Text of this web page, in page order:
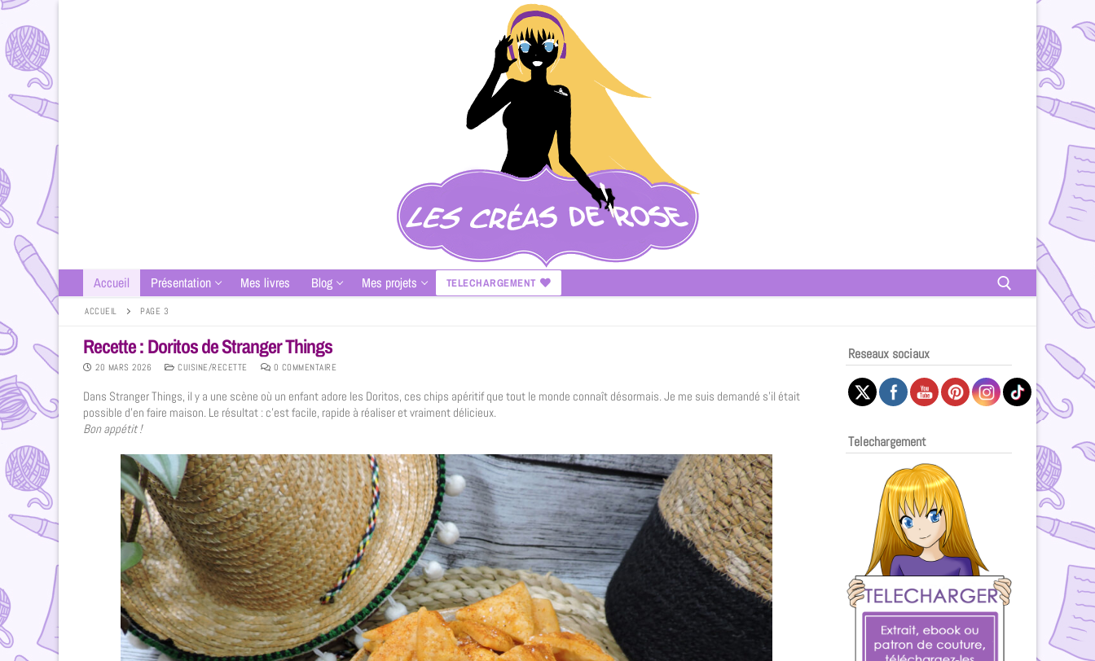
Accueil Présentation Mes livres Blog Mes projets TELECHARGEMENT
ACCUEIL PAGE 3
Recette : Doritos de Stranger Things
20 MARS 2026 CUISINE/RECETTE 0 COMMENTAIRE
Dans Stranger Things, il y a une scène où un enfant adore les Doritos, ces chips apéritif que tout le monde connaît désormais. Je me suis demandé s’il était
possible d’en faire maison. Le résultat : c’est facile, rapide à réaliser et vraiment délicieux.
Bon appétit !
Reseaux sociaux
Telechargement